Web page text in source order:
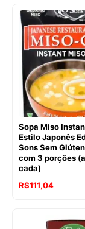
Sopa Miso
Estilo Japonês
Sons Sem
com 3 porções
cada)
R$111,04